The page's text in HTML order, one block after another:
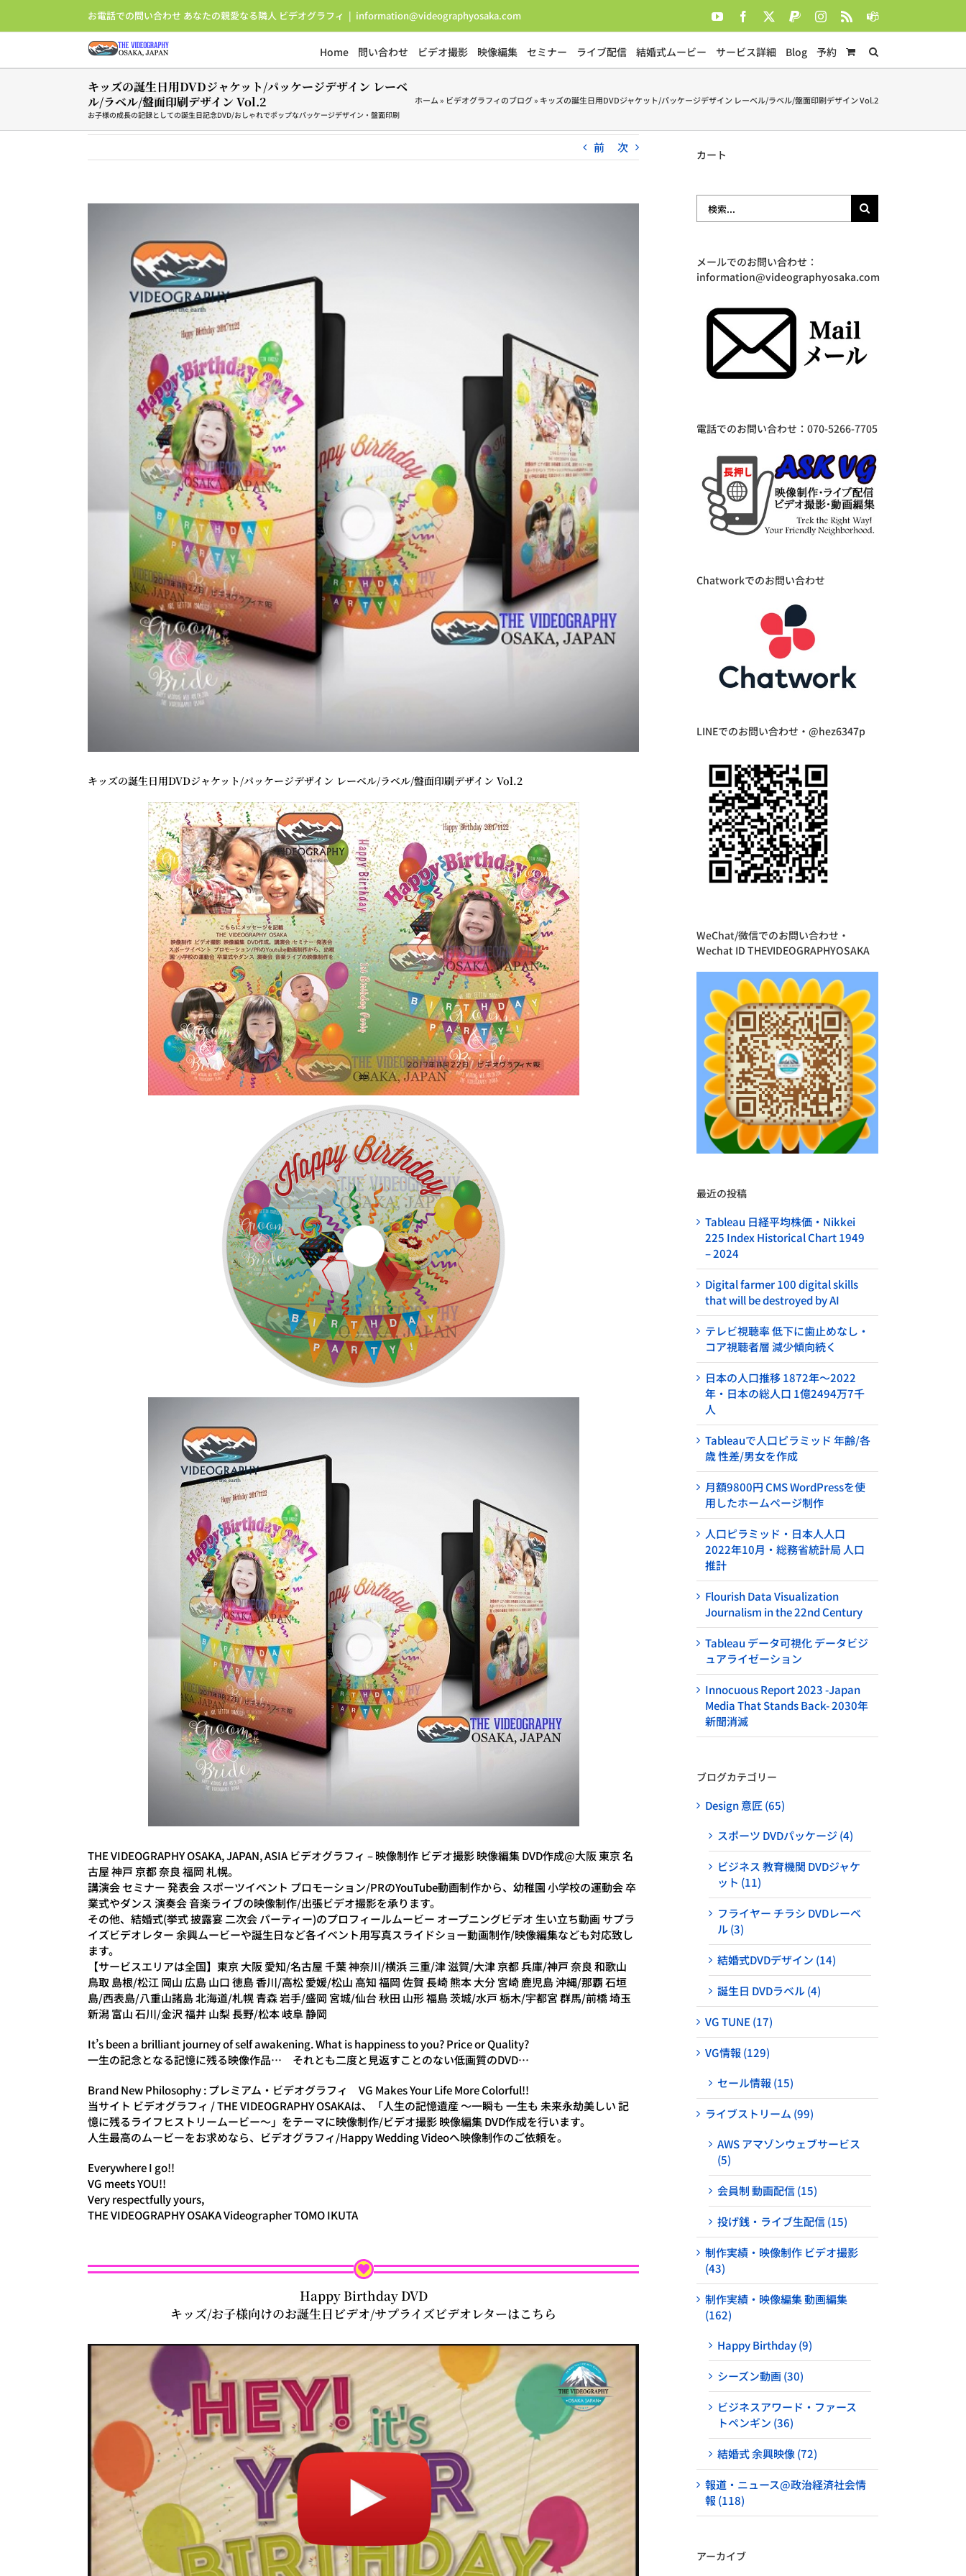
お電話での問い合わせ あなたの親愛なる隣人 ビデオグラフィ | information@videographyosaka.com YouTubeFacebook PayPalInstagram
Rss Teams
Home 問い合わせ ビデオ撮影 映像編集 セミナー ライブ配信 結婚式ムービー サービス詳細 Blog 予約
キッズの誕生日用DVDジャケット/パッケージデザイン レーベ
ル/ラベル/盤面印刷デザイン Vol.2
お子様の成長の記録としての誕生日記念DVD/おしゃれでポップなパッケージデザイン・盤面印刷
ホーム » ビデオグラフィのブログ» キッズの誕生日用DVDジャケット/パッケージデザイン レーベル/ラベル/盤面印刷デザイン Vol.2
前 次
キッズの誕生日用DVDジャケット/パッケージデザイン レーベル/ラベル/盤面印刷デザイン Vol.2
THE VIDEOGRAPHY OSAKA, JAPAN, ASIA ビデオグラフィ – 映像制作 ビデオ撮影 映像編集 DVD作成@大阪 東京 名
古屋 神戸 京都 奈良 福岡 札幌。
講演会 セミナー 発表会 スポーツイベント プロモーション/PRのYouTube動画制作から、幼稚園 小学校の運動会 卒
業式やダンス 演奏会 音楽ライブの映像制作/出張ビデオ撮影を承ります。
その他、結婚式(挙式 披露宴 二次会 パーティー)のプロフィールムービー オープニングビデオ 生い立ち動画 サプラ
イズビデオレター 余興ムービーや誕生日など各イベント用写真スライドショー動画制作/映像編集なども対応致し
ます。
【サービスエリアは全国】東京 大阪 愛知/名古屋 千葉 神奈川/横浜 三重/津 滋賀/大津 京都 兵庫/神戸 奈良 和歌山
鳥取 島根/松江 岡山 広島 山口 徳島 香川/高松 愛媛/松山 高知 福岡 佐賀 長崎 熊本 大分 宮崎 鹿児島 沖縄/那覇 石垣
島/西表島/八重山諸島 北海道/札幌 青森 岩手/盛岡 宮城/仙台 秋田 山形 福島 茨城/水戸 栃木/宇都宮 群馬/前橋 埼玉
新潟 富山 石川/金沢 福井 山梨 長野/松本 岐阜 静岡
It’s been a brilliant journey of self awakening. What is happiness to you? Price or Quality?
一生の記念となる記憶に残る映像作品… それとも二度と見返すことのない低画質のDVD…
Brand New Philosophy : プレミアム・ビデオグラフィ VG Makes Your Life More Colorful!!
当サイト ビデオグラフィ / THE VIDEOGRAPHY OSAKAは、「人生の記憶遺産 ～一瞬も 一生も 未来永劫美しい 記
憶に残るライフヒストリームービー～」をテーマに映像制作/ビデオ撮影 映像編集 DVD作成を行います。
人生最高のムービーをお求めなら、ビデオグラフィ/Happy Wedding Videoへ映像制作のご依頼を。
Everywhere I go!!
VG meets YOU!!
Very respectfully yours,
THE VIDEOGRAPHY OSAKA Videographer TOMO IKUTA
Happy Birthday DVD
キッズ/お子様向けのお誕生日ビデオ/サプライズビデオレターはこちら
カート
メールでのお問い合わせ：
information@videographyosaka.com
電話でのお問い合わせ：070-5266-7705
Chatworkでのお問い合わせ
LINEでのお問い合わせ・@hez6347p
WeChat/微信でのお問い合わせ・
Wechat ID THEVIDEOGRAPHYOSAKA
最近の投稿
Tableau 日経平均株価・Nikkei
225 Index Historical Chart 1949
– 2024
Digital farmer 100 digital skills
that will be destroyed by AI
テレビ視聴率 低下に歯止めなし・
コア視聴者層 減少傾向続く
日本の人口推移 1872年～2022
年・日本の総人口 1億2494万7千
人
Tableauで人口ピラミッド 年齢/各
歳 性差/男女を作成
月額9800円 CMS WordPressを使
用したホームページ制作
人口ピラミッド・日本人人口
2022年10月・総務省統計局 人口
推計
Flourish Data Visualization
Journalism in the 22nd Century
Tableau データ可視化 データビジ
ュアライゼーション
Innocuous Report 2023 -Japan
Media That Stands Back- 2030年
新聞消滅
ブログカテゴリー
Design 意匠 (65)
スポーツ DVDパッケージ (4)
ビジネス 教育機関 DVDジャケ
ット (11)
フライヤー チラシ DVDレーベ
ル (3)
結婚式DVDデザイン (14)
誕生日 DVDラベル (4)
VG TUNE (17)
VG情報 (129)
セール情報 (15)
ライブストリーム (99)
AWS アマゾンウェブサービス
(5)
会員制 動画配信 (15)
投げ銭・ライブ生配信 (15)
制作実績・映像制作 ビデオ撮影
(43)
制作実績・映像編集 動画編集
(162)
Happy Birthday (9)
シーズン動画 (30)
ビジネスアワード・ファース
トペンギン (36)
結婚式 余興映像 (72)
報道・ニュース@政治経済社会情
報 (118)
アーカイブ